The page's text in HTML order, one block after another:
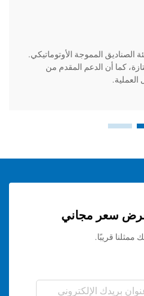
المموجة الأوتوماتيكي.
كما أن الدعم المقدم من
العملية.
سعر مجاني
قريبًا.